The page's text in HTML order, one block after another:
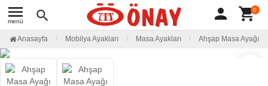
menu
menü search person shopping_cart0
Anasayfa Mobilya Ayakları Masa Ayakları Ahşap Masa Ayağı